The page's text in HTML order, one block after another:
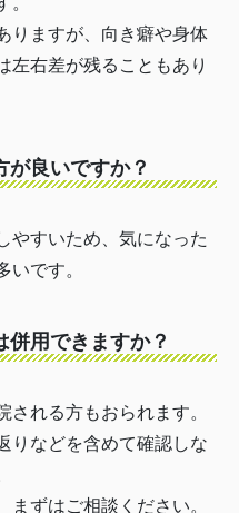
りますが、向き癖や身体
左右差が残ることもあり
が良いですか？
やすいため、気になった
いです。
併用できますか？
れる方もおられます。
りなどを含めて確認しな
ずはご相談ください。